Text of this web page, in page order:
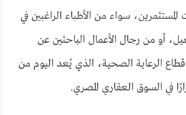
سواء من الأطباء الراغبين في
أو من رجال الأعمال الباحثين عن
الرعاية الصحية، الذي يُعد اليوم من
في السوق العقاري المصري.